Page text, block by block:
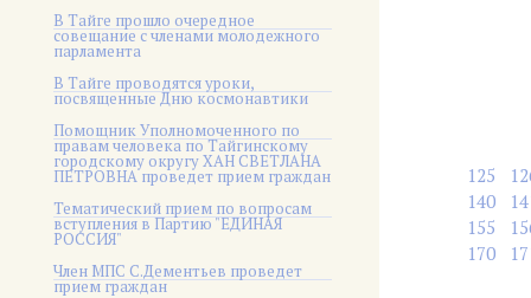
В Тайге прошло очередное
совещание с членами молодежного
парламента
В Тайге проводятся уроки,
посвященные Дню космонавтики
Помощник Уполномоченного по
правам человека по Тайгинскому
городскому округу ХАН СВЕТЛАНА
ПЕТРОВНА проведет прием граждан
Тематический прием по вопросам
вступления в Партию "ЕДИНАЯ
РОССИЯ"
Член МПС С.Дементьев проведет
прием граждан
125
140
155
170